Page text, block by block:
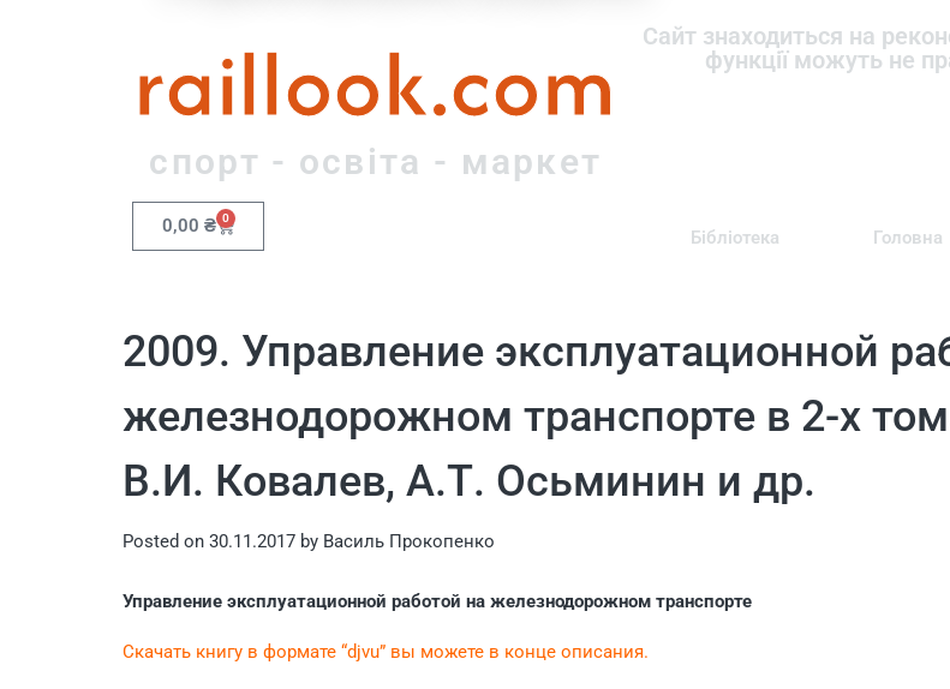
raillook.com
спорт - освіта - маркет
Сайт знаходиться на
функції можуть не
0,00 ₴ 0
Бібліотека Головна
2009. Управление эксплуатационной
железнодорожном транспорте в 2-х
В.И. Ковалев, А.Т. Осьминин и др.
Posted on 30.11.2017 by Василь Прокопенко
Управление эксплуатационной работой на железнодорожном транспорте
Скачать книгу в формате “djvu” вы можете в конце описания.